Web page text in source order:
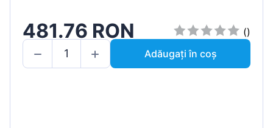
481.76 RON
()
Adăugați în coș